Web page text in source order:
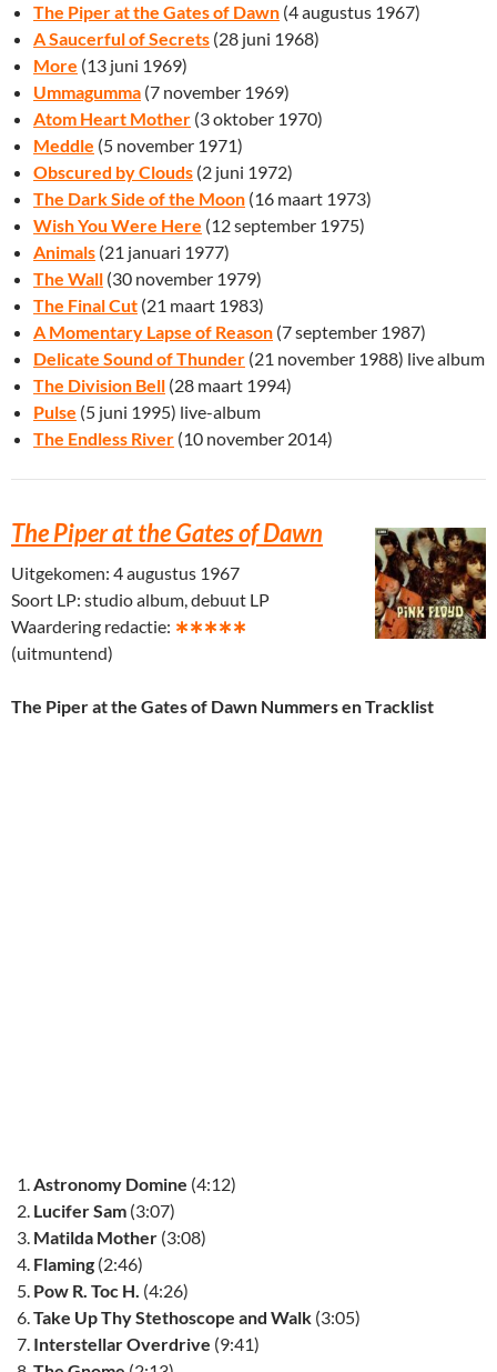
The Piper at the Gates of Dawn (4 augustus 1967)
A Saucerful of Secrets (28 juni 1968)
More (13 juni 1969)
Ummagumma (7 november 1969)
Atom Heart Mother (3 oktober 1970)
Meddle (5 november 1971)
Obscured by Clouds (2 juni 1972)
The Dark Side of the Moon (16 maart 1973)
Wish You Were Here (12 september 1975)
Animals (21 januari 1977)
The Wall (30 november 1979)
The Final Cut (21 maart 1983)
A Momentary Lapse of Reason (7 september 1987)
Delicate Sound of Thunder (21 november 1988) live album
The Division Bell (28 maart 1994)
Pulse (5 juni 1995) live-album
The Endless River (10 november 2014)
The Piper at the Gates of Dawn
Uitgekomen: 4 augustus 1967
Soort LP: studio album, debuut LP
Waardering redactie: ∗∗∗∗∗
(uitmuntend)
The Piper at the Gates of Dawn Nummers en Tracklist
Astronomy Domine (4:12)
Lucifer Sam (3:07)
Matilda Mother (3:08)
Flaming (2:46)
Pow R. Toc H. (4:26)
Take Up Thy Stethoscope and Walk (3:05)
Interstellar Overdrive (9:41)